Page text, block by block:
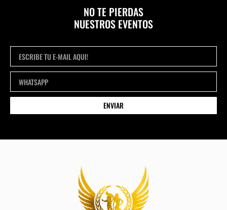
NO TE PIERDAS
NUESTROS EVENTOS
ENVIAR